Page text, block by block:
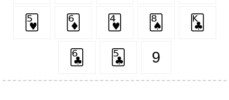
🂵 🃆 🂴 🂨 🃞
🃖 🃕 9